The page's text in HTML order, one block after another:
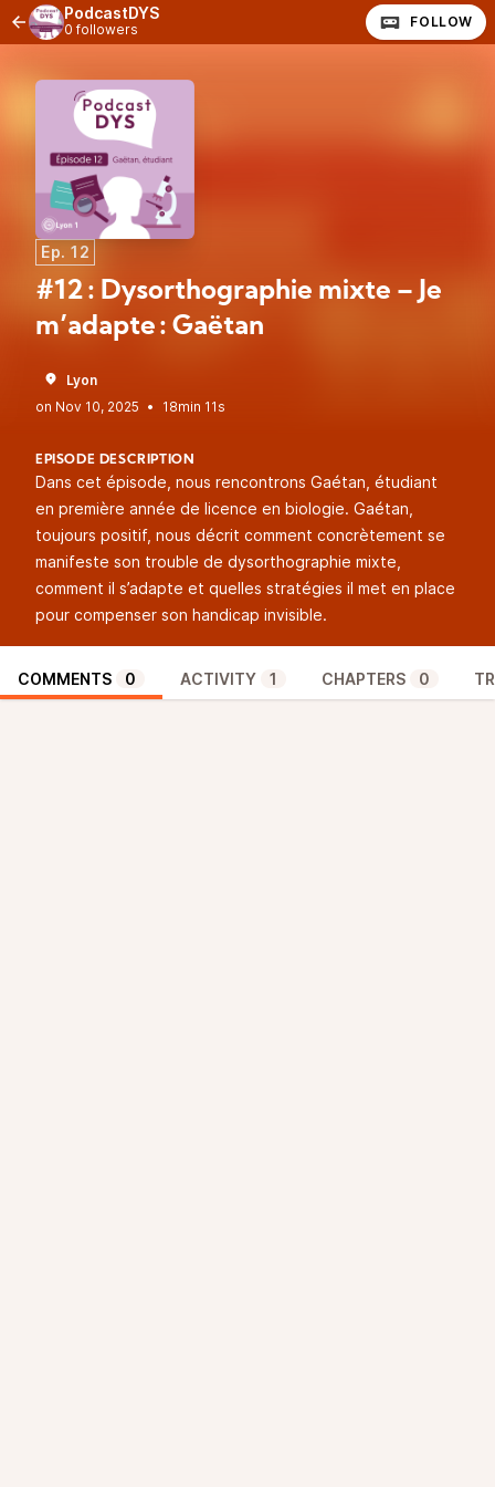
PodcastDYS
0 followers FOLLOW
Ep. 12
#12 : Dysorthographie mixte – Je
m’adapte : Gaëtan
Lyon
•
18min 11s
EPISODE DESCRIPTION
Dans cet épisode, nous rencontrons Gaétan, étudiant
en première année de licence en biologie. Gaétan,
toujours positif, nous décrit comment concrètement se
manifeste son trouble de dysorthographie mixte,
comment il s’adapte et quelles stratégies il met en place
pour compenser son handicap invisible.
COMMENTS 0 ACTIVITY 1 CHAPTERS 0